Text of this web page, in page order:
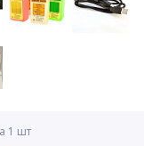
1 шт